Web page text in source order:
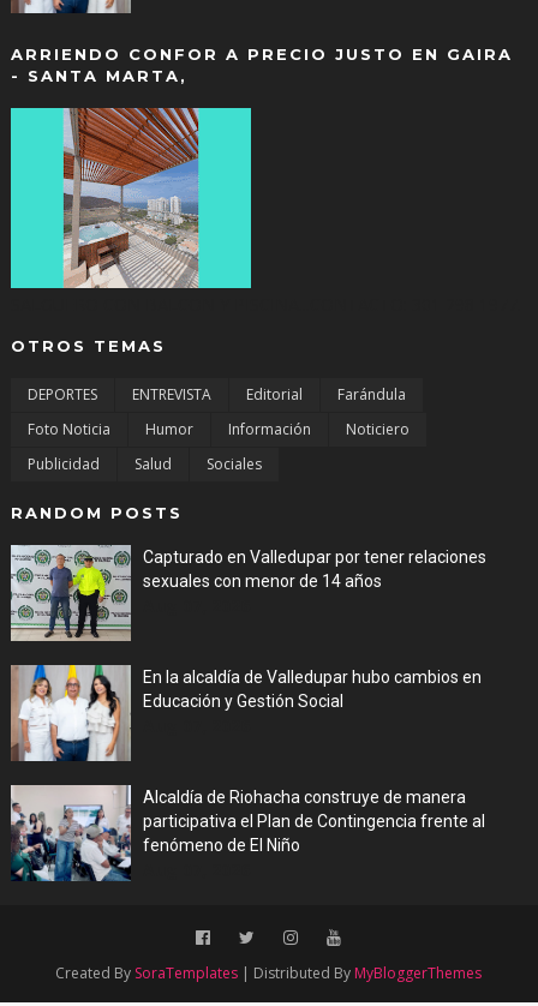
ARRIENDO CONFOR A PRECIO JUSTO EN GAIRA
- SANTA MARTA,
OTROS TEMAS
DEPORTES ENTREVISTA Editorial
Farándula
Foto Noticia
Humor Información
Noticiero
Publicidad
Salud Sociales
RANDOM POSTS
Capturado en Valledupar por tener relaciones
sexuales con menor de 14 años
En la alcaldía de Valledupar hubo cambios en
Educación y Gestión Social
Alcaldía de Riohacha construye de manera
participativa el Plan de Contingencia frente al
fenómeno de El Niño
Created By SoraTemplates | Distributed By MyBloggerThemes